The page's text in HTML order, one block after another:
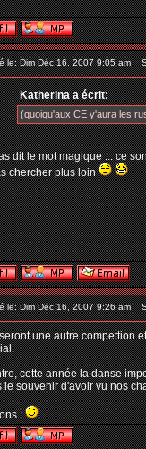
le: Dim Déc 16, 2007 9:05 am
Katherina a écrit:
(quoiqu'aux CE y'aura les
dit le mot magique ... ce
chercher plus loin
le: Dim Déc 16, 2007 9:26 am
une autre compettion
cette année la danse
le souvenir d'avoir vu nos
: